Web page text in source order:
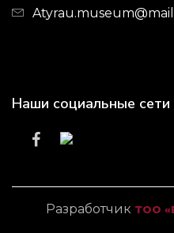
Наши социальные сети
Разработчик ТОО